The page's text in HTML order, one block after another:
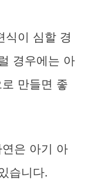
식이 심할 경
경우에는 아
만들면 좋
은 아기 아
습니다.